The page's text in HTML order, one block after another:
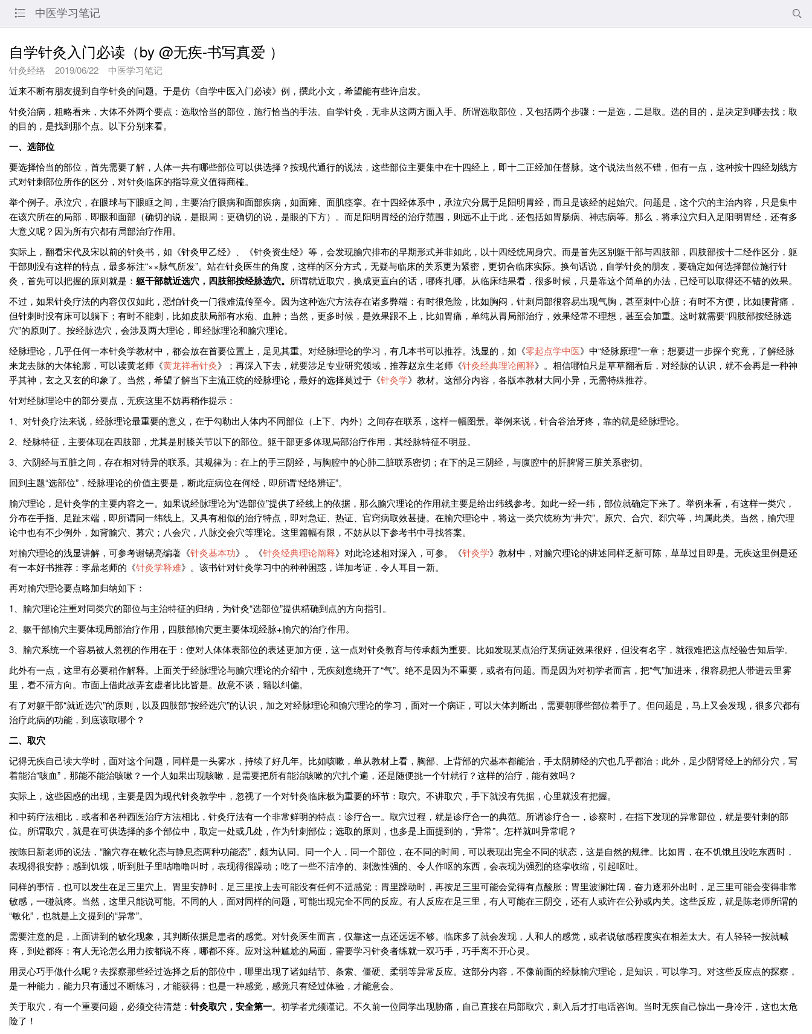
 中医学习笔记 
自学针灸入门必读（by @无疾-书写真爱 ）
针灸经络 2019/06/22
中医学习笔记
近来不断有朋友提到自学针灸的问题。于是仿《自学中医入门必读》例，撰此小文，希望能有些许启发。
针灸治病，粗略看来，大体不外两个要点：选取恰当的部位，施行恰当的手法。自学针灸，无非从这两方面入手。所谓选取部位，又包括两个步骤：一是选，二是取。选的目的，是决定到哪去找；取
的目的，是找到那个点。以下分别来看。
一、选部位
要选择恰当的部位，首先需要了解，人体一共有哪些部位可以供选择？按现代通行的说法，这些部位主要集中在十四经上，即十二正经加任督脉。这个说法当然不错，但有一点，这种按十四经划线方
式对针刺部位所作的区分，对针灸临床的指导意义值得商榷。
举个例子。承泣穴，在眼球与下眼眶之间，主要治疗眼病和面部疾病，如面瘫、面肌痉挛。在十四经体系中，承泣穴分属于足阳明胃经，而且是该经的起始穴。问题是，这个穴的主治内容，只是集中
在该穴所在的局部，即眼和面部（确切的说，是眼周；更确切的说，是眼的下方）。而足阳明胃经的治疗范围，则远不止于此，还包括如胃肠病、神志病等。那么，将承泣穴归入足阳明胃经，还有多
大意义呢？因为所有穴都有局部治疗作用。
实际上，翻看宋代及宋以前的针灸书，如《针灸甲乙经》、《针灸资生经》等，会发现腧穴排布的早期形式并非如此，以十四经统周身穴。而是首先区别躯干部与四肢部，四肢部按十二经作区分，躯
干部则没有这样的特点，最多标注“××脉气所发”。站在针灸医生的角度，这样的区分方式，无疑与临床的关系更为紧密，更切合临床实际。换句话说，自学针灸的朋友，要确定如何选择部位施行针
灸，首先可以把握的原则就是： 躯干部就近选穴，四肢部按经脉选穴。 所谓就近取穴，换成更直白的话，哪疼扎哪。从临床结果看，很多时候，只是靠这个简单的办法，已经可以取得还不错的效果。
不过，如果针灸疗法的内容仅仅如此，恐怕针灸一门很难流传至今。因为这种选穴方法存在诸多弊端：有时很危险，比如胸闷，针刺局部很容易出现气胸，甚至刺中心脏；有时不方便，比如腰背痛，
但针刺时没有床可以躺下；有时不能刺，比如皮肤局部有水疱、血肿；当然，更多时候，是效果跟不上，比如胃痛，单纯从胃局部治疗，效果经常不理想，甚至会加重。这时就需要“四肢部按经脉选
穴”的原则了。按经脉选穴，会涉及两大理论，即经脉理论和腧穴理论。
经脉理论，几乎任何一本针灸学教材中，都会放在首要位置上，足见其重。对经脉理论的学习，有几本书可以推荐。浅显的，如《零起点学中医》中“经脉原理”一章；想要进一步探个究竟，了解经脉
来龙去脉的大体轮廓，可以读黄老师《黄龙祥看针灸》；再深入下去，就要涉足专业研究领域，推荐赵京生老师《针灸经典理论阐释》。相信哪怕只是草草翻看后，对经脉的认识，就不会再是一种神
乎其神，玄之又玄的印象了。当然，希望了解当下主流正统的经脉理论，最好的选择莫过于《针灸学》教材。这部分内容，各版本教材大同小异，无需特殊推荐。
针对经脉理论中的部分要点，无疾这里不妨再稍作提示：
1、对针灸疗法来说，经脉理论最重要的意义，在于勾勒出人体内不同部位（上下、内外）之间存在联系，这样一幅图景。举例来说，针合谷治牙疼，靠的就是经脉理论。
2、经脉特征，主要体现在四肢部，尤其是肘膝关节以下的部位。躯干部更多体现局部治疗作用，其经脉特征不明显。
3、六阴经与五脏之间，存在相对特异的联系。其规律为：在上的手三阴经，与胸腔中的心肺二脏联系密切；在下的足三阴经，与腹腔中的肝脾肾三脏关系密切。
回到主题“选部位”，经脉理论的价值主要是，断此症病位在何经，即所谓“经络辨证”。
腧穴理论，是针灸学的主要内容之一。如果说经脉理论为“选部位”提供了经线上的依据，那么腧穴理论的作用就主要是给出纬线参考。如此一经一纬，部位就确定下来了。举例来看，有这样一类穴，
分布在手指、足趾末端，即所谓同一纬线上。又具有相似的治疗特点，即对急证、热证、官窍病取效甚捷。在腧穴理论中，将这一类穴统称为“井穴”。原穴、合穴、郄穴等，均属此类。当然，腧穴理
论中也有不少例外，如背腧穴、募穴；八会穴，八脉交会穴等理论。这里篇幅有限，不妨从以下参考书中寻找答案。
对腧穴理论的浅显讲解，可参考谢锡亮编著《针灸基本功》。《针灸经典理论阐释》对此论述相对深入，可参。《针灸学》教材中，对腧穴理论的讲述同样乏新可陈，草草过目即是。无疾这里倒是还
有一本好书推荐：李鼎老师的《针灸学释难》。该书针对针灸学习中的种种困惑，详加考证，令人耳目一新。
再对腧穴理论要点略加归纳如下：
1、腧穴理论注重对同类穴的部位与主治特征的归纳，为针灸“选部位”提供精确到点的方向指引。
2、躯干部腧穴主要体现局部治疗作用，四肢部腧穴更主要体现经脉+腧穴的治疗作用。
3、腧穴系统一个容易被人忽视的作用在于：使对人体体表部位的表述更加方便，这一点对针灸教育与传承颇为重要。比如发现某点治疗某病证效果很好，但没有名字，就很难把这点经验告知后学。
此外有一点，这里有必要稍作解释。上面关于经脉理论与腧穴理论的介绍中，无疾刻意绕开了“气”。绝不是因为不重要，或者有问题。而是因为对初学者而言，把“气”加进来，很容易把人带进云里雾
里，看不清方向。市面上借此故弄玄虚者比比皆是。故意不谈，籍以纠偏。
有了对躯干部“就近选穴”的原则，以及四肢部“按经选穴”的认识，加之对经脉理论和腧穴理论的学习，面对一个病证，可以大体判断出，需要朝哪些部位着手了。但问题是，马上又会发现，很多穴都有
治疗此病的功能，到底该取哪个？
二、取穴
记得无疾自己读大学时，面对这个问题，同样是一头雾水，持续了好几年。比如咳嗽，单从教材上看，胸部、上背部的穴基本都能治，手太阴肺经的穴也几乎都治；此外，足少阴肾经上的部分穴，写
着能治“咳血”，那能不能治咳嗽？一个人如果出现咳嗽，是需要把所有能治咳嗽的穴扎个遍，还是随便挑一个针就行？这样的治疗，能有效吗？
实际上，这些困惑的出现，主要是因为现代针灸教学中，忽视了一个对针灸临床极为重要的环节：取穴。不讲取穴，手下就没有凭据，心里就没有把握。
和中药疗法相比，或者和各种西医治疗方法相比，针灸疗法有一个非常鲜明的特点：诊疗合一。取穴过程，就是诊疗合一的典范。所谓诊疗合一，诊察时，在指下发现的异常部位，就是要针刺的部
位。所谓取穴，就是在可供选择的多个部位中，取定一处或几处，作为针刺部位；选取的原则，也多是上面提到的，“异常”。怎样就叫异常呢？
按陈日新老师的说法，“腧穴存在敏化态与静息态两种功能态”，颇为认同。同一个人，同一个部位，在不同的时间，可以表现出完全不同的状态，这是自然的规律。比如胃，在不饥饿且没吃东西时，
表现得很安静；感到饥饿，听到肚子里咕噜噜叫时，表现得很躁动；吃了一些不洁净的、刺激性强的、令人作呕的东西，会表现为强烈的痉挛收缩，引起呕吐。
同样的事情，也可以发生在足三里穴上。胃里安静时，足三里按上去可能没有任何不适感觉；胃里躁动时，再按足三里可能会觉得有点酸胀；胃里波澜壮阔，奋力逐邪外出时，足三里可能会变得非常
敏感，一碰就疼。当然，这里只能说可能。不同的人，面对同样的问题，可能出现完全不同的反应。有人反应在足三里，有人可能在三阴交，还有人或许在公孙或内关。这些反应，就是陈老师所谓的
“敏化”，也就是上文提到的“异常”。
需要注意的是，上面讲到的敏化现象，其判断依据是患者的感觉。对针灸医生而言，仅靠这一点还远远不够。临床多了就会发现，人和人的感觉，或者说敏感程度实在相差太大。有人轻轻一按就喊
疼，到处都疼；有人无论怎么用力按都说不疼，哪都不疼。应对这种尴尬的局面，需要学习针灸者练就一双巧手，巧手离不开心灵。
用灵心巧手做什么呢？去探察那些经过选择之后的部位中，哪里出现了诸如结节、条索、僵硬、柔弱等异常反应。这部分内容，不像前面的经脉腧穴理论，是知识，可以学习。对这些反应点的探察，
是一种能力，能力只有通过不断练习，才能获得；也是一种感觉，感觉只有经过体验，才能意会。
关于取穴，有一个重要问题，必须交待清楚：针灸取穴，安全第一。初学者尤须谨记。不久前一位同学出现胁痛，自己直接在局部取穴，刺入后才打电话咨询。当时无疾自己惊出一身冷汗，这也太危
险了！